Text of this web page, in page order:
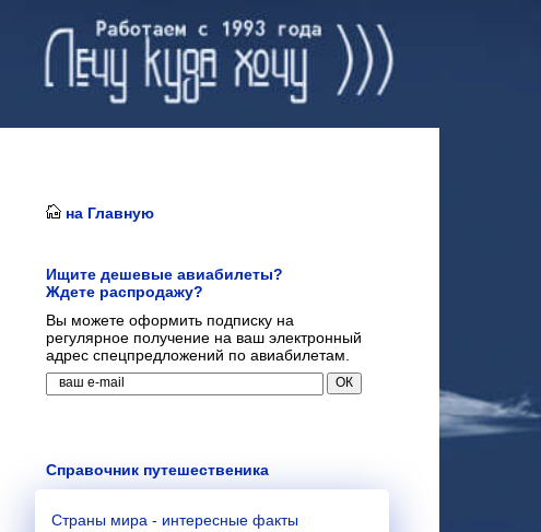
на Главную
Ищите дешевые авиабилеты?
Ждете распродажу?
Вы можете оформить подписку на
регулярное получение на ваш электронный
адрес спецпредложений по авиабилетам.
Справочник путешественика
Страны мира - интересные факты